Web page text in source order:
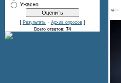
Ужасно
[ Результаты· Архив опросов]
Всего ответов: 74